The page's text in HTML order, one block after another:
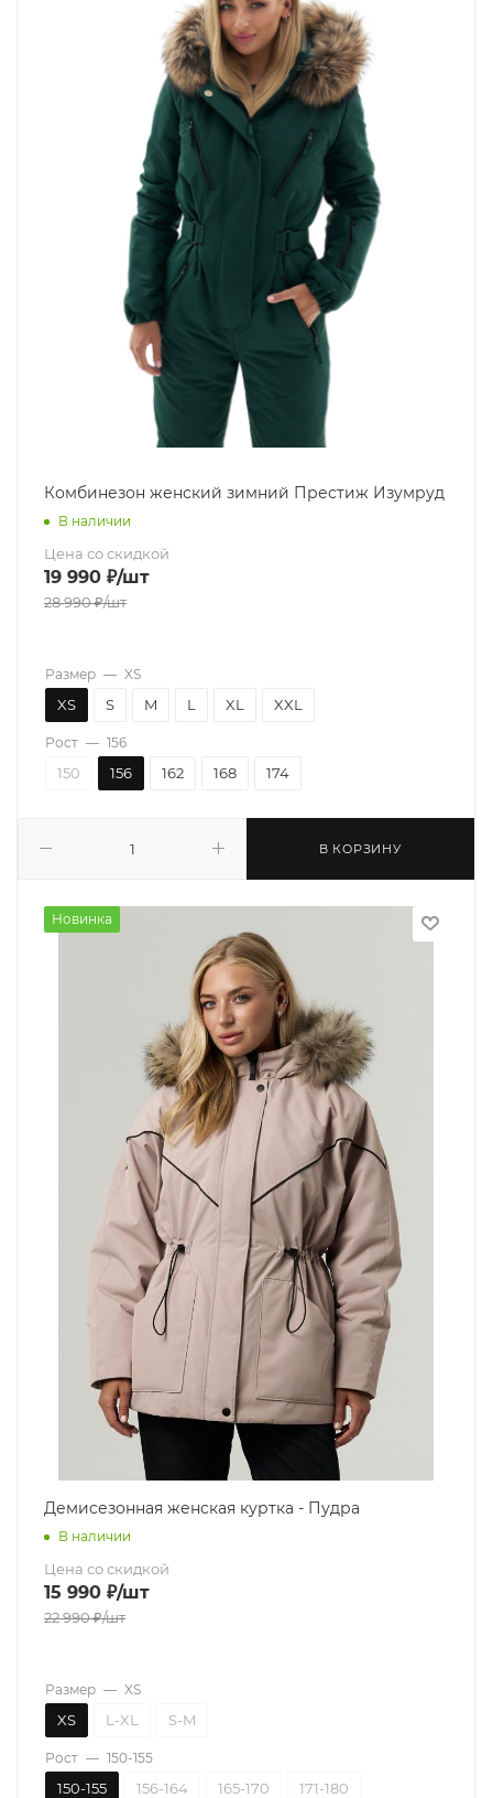
Комбинезон женский зимний Престиж Изумруд
В наличии
Цена со скидкой
19 990 ₽/шт
28 990₽/шт
В КОРЗИНУ
Размер — XS
XS S M L XL XXL
Рост — 156
150 156 162 168 174
Новинка
Демисезонная женская куртка - Пудра
В наличии
Цена со скидкой
15 990 ₽/шт
22 990₽/шт
Размер — XS
XS L-XL S-M
Рост — 150-155
150-155 156-164 165-170 171-180